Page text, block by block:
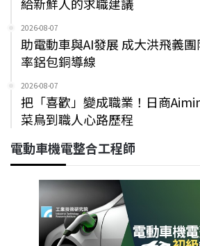
2026-08-07
助電動車與AI發展 成大洪飛義
率鋁包銅導線
2026-08-07
把「喜歡」變成職業！日商
菜鳥到職人心路歷程
電動車機電整合工程師